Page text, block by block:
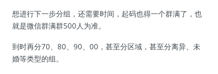
想进行下一步分组，还需要时间，起码也得一个群满了，也
就是微信群满群500人为准。
到时再分70、80、90、00，甚至分区域，甚至分离异、未
婚等类型的组。